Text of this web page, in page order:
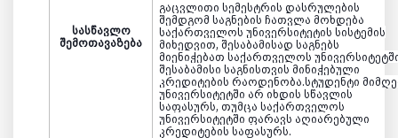
სასწავლო
შემოთავაზება
გაცვლითი სემესტრის დასრულების
შემდგომ საგნების ჩათვლა მოხდება
საქართველოს უნივერსიტეტის სისტემის
მიხედვით, შესაბამისად საგნებს
მიენიჭებათ საქართველოს
შესაბამისი საგნისთვის მინიჭებული
კრედიტების რაოდენობა.სტუდენტი
უნივერსიტეტში არ იხდის სწავლის
საფასურს, თუმცა საქართველოს
უნივერსიტეტში ფარავს აღიარებული
კრედიტების საფასურს.